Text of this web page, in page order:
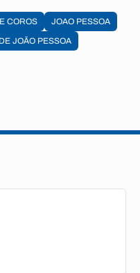
COROS
JOAO PESSOA
JOÃO PESSOA